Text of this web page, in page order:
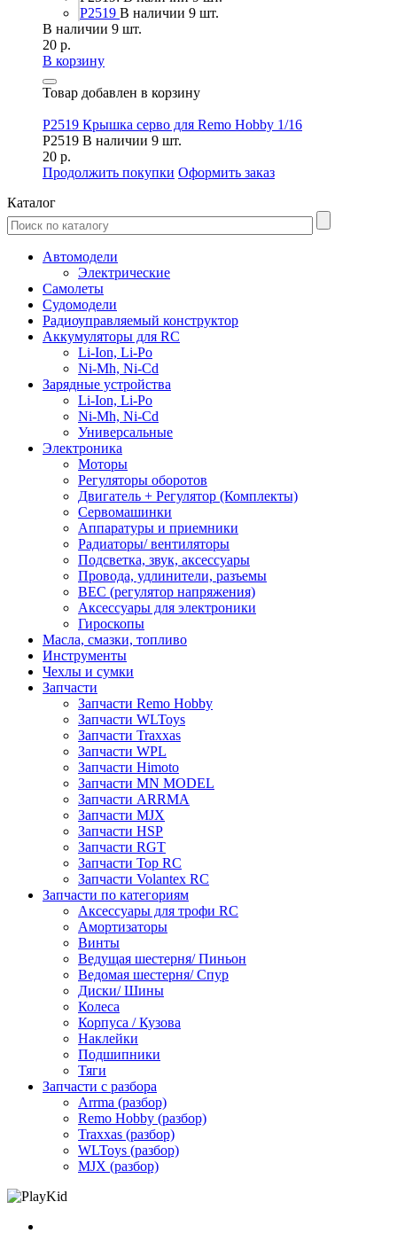
P2519 В наличии 9 шт.
В наличии 9 шт.
20 р.
В корзину
Товар добавлен в корзину
P2519 Крышка серво для Remo Hobby 1/16
P2519 В наличии 9 шт.
20 р.
Продолжить покупки Оформить заказ
Каталог
Автомодели
Электрические
Самолеты
Судомодели
Радиоуправляемый конструктор
Аккумуляторы для RC
Li-Ion, Li-Po
Ni-Mh, Ni-Cd
Зарядные устройства
Li-Ion, Li-Po
Ni-Mh, Ni-Cd
Универсальные
Электроника
Моторы
Регуляторы оборотов
Двигатель + Регулятор (Комплекты)
Сервомашинки
Аппаратуры и приемники
Радиаторы/ вентиляторы
Подсветка, звук, аксессуары
Провода, удлинители, разъемы
BEC (регулятор напряжения)
Аксессуары для электроники
Гироскопы
Масла, смазки, топливо
Инструменты
Чехлы и сумки
Запчасти
Запчасти Remo Hobby
Запчасти WLToys
Запчасти Traxxas
Запчасти WPL
Запчасти Himoto
Запчасти MN MODEL
Запчасти ARRMA
Запчасти MJX
Запчасти HSP
Запчасти RGT
Запчасти Top RC
Запчасти Volantex RC
Запчасти по категориям
Аксессуары для трофи RC
Амортизаторы
Винты
Ведущая шестерня/ Пиньон
Ведомая шестерня/ Спур
Диски/ Шины
Колеса
Корпуса / Кузова
Наклейки
Подшипники
Тяги
Запчасти с разбора
Arrma (разбор)
Remo Hobby (разбор)
Traxxas (разбор)
WLToys (разбор)
MJX (разбор)